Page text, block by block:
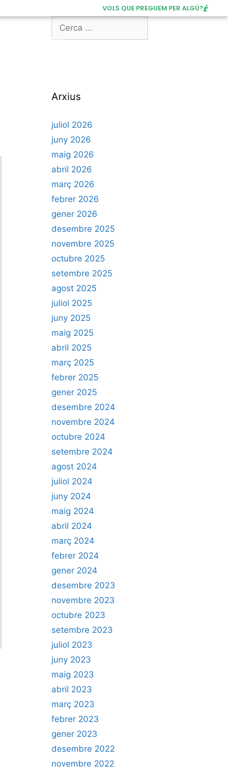
VOLS QUE PREGUEM PER ALGÚ?
DONATIUS
Arxius
juliol 2026
juny 2026
maig 2026
abril 2026
març 2026
febrer 2026
gener 2026
desembre 2025
novembre 2025
octubre 2025
setembre 2025
agost 2025
juliol 2025
juny 2025
maig 2025
abril 2025
març 2025
febrer 2025
gener 2025
desembre 2024
novembre 2024
octubre 2024
setembre 2024
agost 2024
juliol 2024
juny 2024
maig 2024
abril 2024
març 2024
febrer 2024
gener 2024
desembre 2023
novembre 2023
octubre 2023
setembre 2023
juliol 2023
juny 2023
maig 2023
abril 2023
març 2023
febrer 2023
gener 2023
desembre 2022
novembre 2022